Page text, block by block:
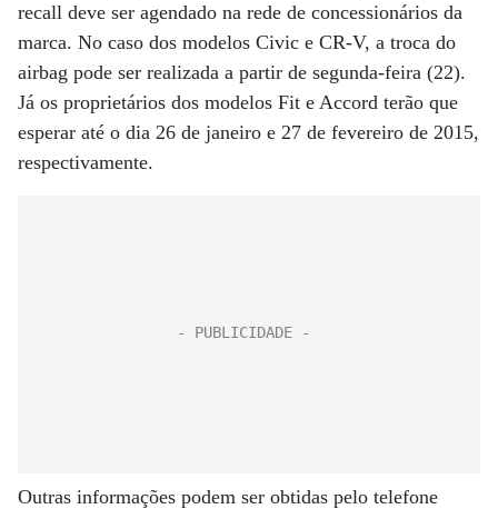
recall deve ser agendado na rede de concessionários da
marca. No caso dos modelos Civic e CR-V, a troca do
airbag pode ser realizada a partir de segunda-feira (22).
Já os proprietários dos modelos Fit e Accord terão que
esperar até o dia 26 de janeiro e 27 de fevereiro de 2015,
respectivamente.
Outras informações podem ser obtidas pelo telefone